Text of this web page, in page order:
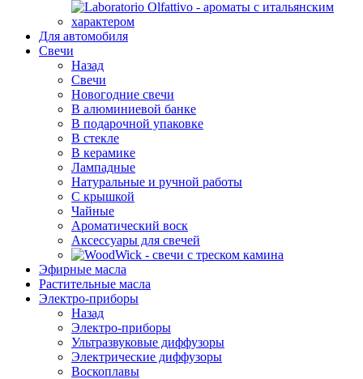
Для автомобиля
Свечи
Назад
Свечи
Новогодние свечи
В алюминиевой банке
В подарочной упаковке
В стекле
В керамике
Лампадные
Натуральные и ручной работы
С крышкой
Чайные
Ароматический воск
Аксессуары для свечей
Эфирные масла
Растительные масла
Электро-приборы
Назад
Электро-приборы
Ультразвуковые диффузоры
Электрические диффузоры
Воскоплавы